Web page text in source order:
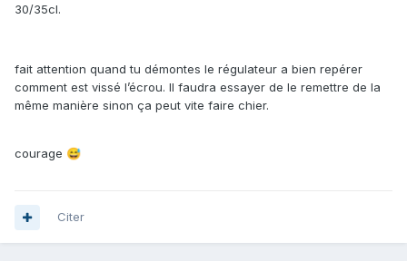
30/35cl.
fait attention quand tu démontes le régulateur a bien repérer
comment est vissé l’écrou. Il faudra essayer de le remettre de la
même manière sinon ça peut vite faire chier.
courage 😅
Citer